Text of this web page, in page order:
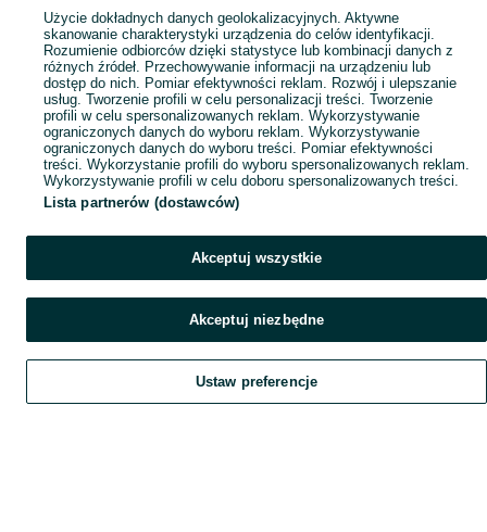
Popularne wyszukiwania
Szukaj Obserwujesz Dodaj Czat Konto
Użycie dokładnych danych geolokalizacyjnych. Aktywne
skanowanie charakterystyki urządzenia do celów identyfikacji.
Rozumienie odbiorców dzięki statystyce lub kombinacji danych z
różnych źródeł. Przechowywanie informacji na urządzeniu lub
dostęp do nich. Pomiar efektywności reklam. Rozwój i ulepszanie
usług. Tworzenie profili w celu personalizacji treści. Tworzenie
profili w celu spersonalizowanych reklam. Wykorzystywanie
ograniczonych danych do wyboru reklam. Wykorzystywanie
ograniczonych danych do wyboru treści. Pomiar efektywności
treści. Wykorzystanie profili do wyboru spersonalizowanych reklam.
Wykorzystywanie profili w celu doboru spersonalizowanych treści.
Lista partnerów (dostawców)
Akceptuj wszystkie
Akceptuj niezbędne
Ustaw preferencje